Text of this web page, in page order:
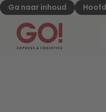
Ga naar inhoud
GO! Express &